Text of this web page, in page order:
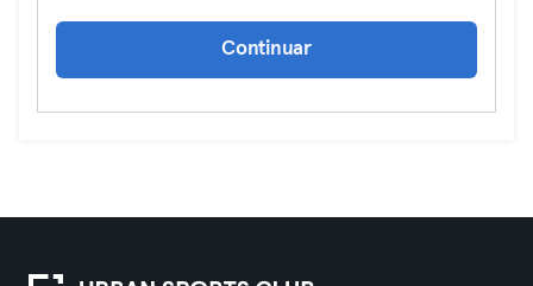
Continuar